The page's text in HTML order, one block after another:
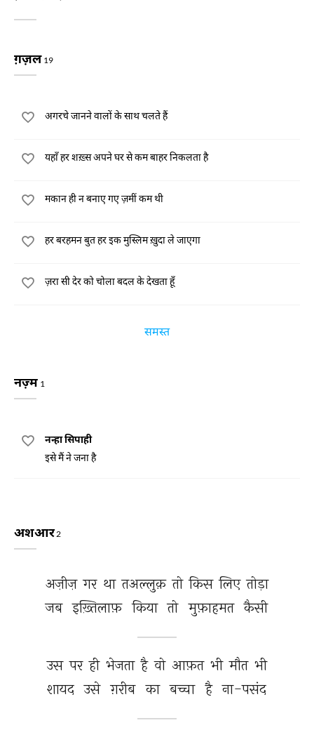
ग़ज़ल 19
अगरचे जानने वालों के साथ चलते हैं
यहाँ हर शख़्स अपने घर से कम बाहर निकलता है
मकान ही न बनाए गए ज़मीं कम थी
हर बरहमन बुत हर इक मुस्लिम ख़ुदा ले जाएगा
ज़रा सी देर को चोला बदल के देखता हूँ
समस्त
नज़्म 1
नन्हा सिपाही
इसे मैं ने जना है
अशआर2
अज़ीज़ गर था तअल्लुक़ तो किस लिए तोड़ा
जब इख़्तिलाफ़ किया तो मुफ़ाहमत कैसी
उस पर ही भेजता है वो आफ़त भी मौत भी
शायद उसे ग़रीब का बच्चा है ना-पसंद